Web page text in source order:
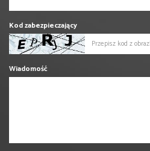
Kod zabezpieczający
Wiadomość